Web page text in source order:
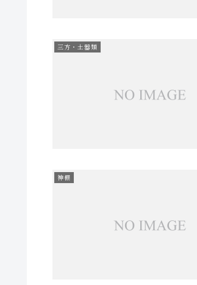
三方・土器類
神棚